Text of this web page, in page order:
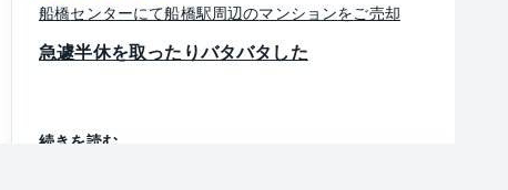
船橋センターにて船橋駅周辺のマンションをご売却
急遽半休を取ったりバタバタした
続きを読む